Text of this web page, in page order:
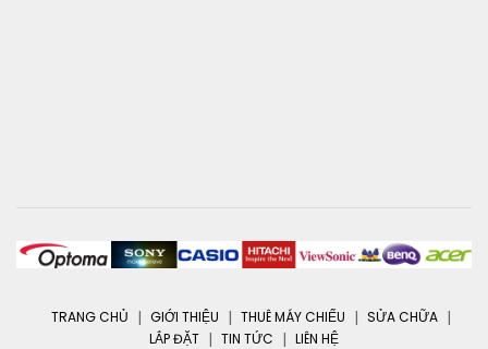
TRANG CHỦ GIỚI THIỆU THUÊ MÁY CHIẾU
SỬA CHỮA
LẮP ĐẶT
TIN TỨC LIÊN HỆ